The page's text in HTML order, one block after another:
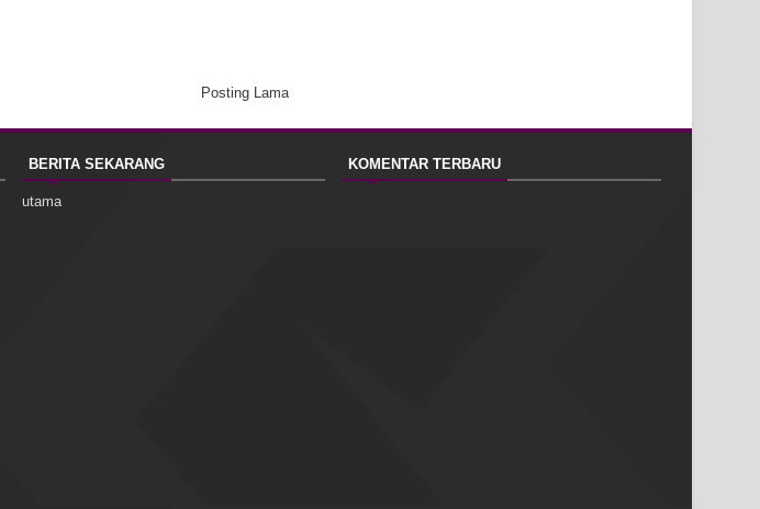
Posting Lama
BERITA SEKARANG
utama
KOMENTAR TERBARU